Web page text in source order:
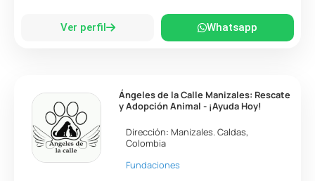
Ver perfil Whatsapp
Ángeles de la Calle Manizales: Rescate
y Adopción Animal - ¡Ayuda Hoy!
Dirección: Manizales.Caldas,
Colombia
Fundaciones